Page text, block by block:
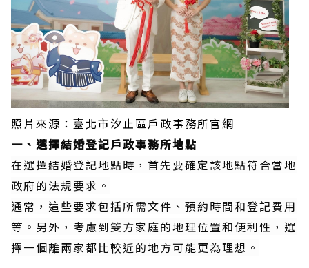
照片來源：臺北市汐止區戶政事務所官網
一、選擇結婚登記戶政事務所地點
在選擇結婚登記地點時，首先要確定該地點符合當地
政府的法規要求。
通常，這些要求包括所需文件、預約時間和登記費用
等。另外，考慮到雙方家庭的地理位置和便利性，選
擇一個離兩家都比較近的地方可能更為理想。